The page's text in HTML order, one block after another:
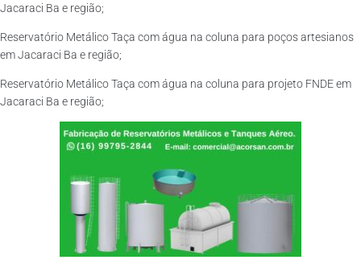
Jacaraci Ba e região;
Reservatório Metálico Taça com água na coluna para poços artesianos
em Jacaraci Ba e região;
Reservatório Metálico Taça com água na coluna para projeto FNDE em
Jacaraci Ba e região;